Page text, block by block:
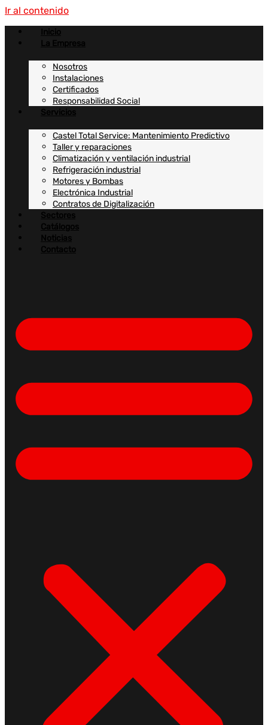
Ir al contenido
Inicio
La Empresa
Nosotros
Instalaciones
Certificados
Responsabilidad Social
Servicios
Castel Total Service: Mantenimiento Predictivo
Taller y reparaciones
Climatización y ventilación industrial
Refrigeración industrial
Motores y Bombas
Electrónica Industrial
Contratos de Digitalización
Sectores
Catálogos
Noticias
Contacto